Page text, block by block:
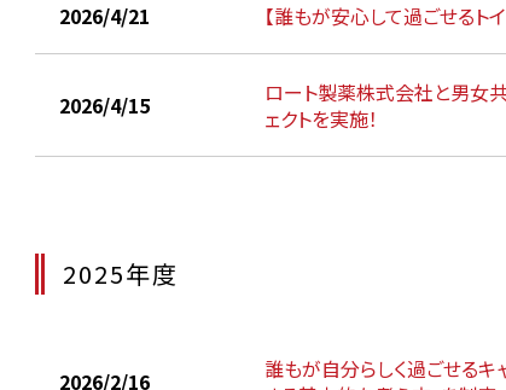
2026/4/21 【誰もが安心して過ごせるト
2026/4/15
ロート製薬株式会社と男女
ェクトを実施！
2025年度
2026/2/16
誰もが自分らしく過ごせるキ